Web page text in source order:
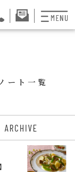
お掃除代行
おためしサービス
サービス一覧
ート一覧
ARCHIVE